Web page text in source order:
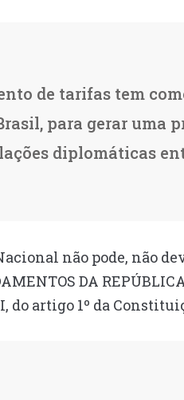
de tarifas tem
para gerar uma
diplomáticas
não pode, não
DA
artigo 1º da